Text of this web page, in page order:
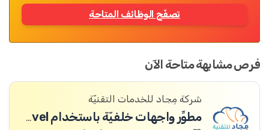
تصفّح الوظائف المتاحة
فرص مشابهة متاحة الآن
شركة مِجاد للخدمات التقنيّة
مطوِّر واجهات خلفيّة باستخدام Laravel